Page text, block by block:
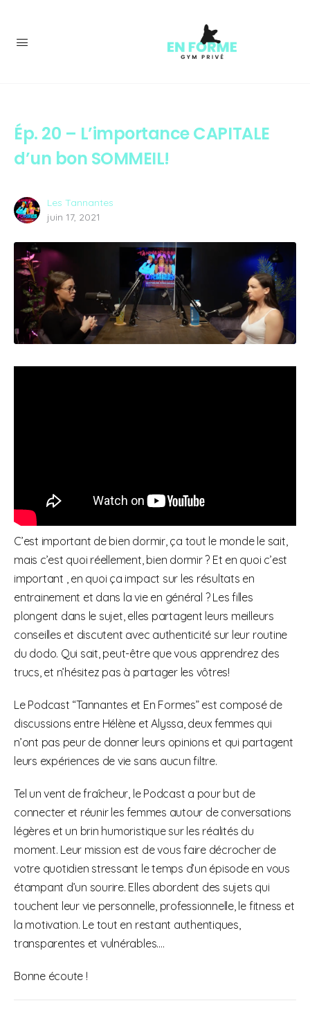
Ép. 20 – L’importance CAPITALE
d’un bon SOMMEIL!
Les Tannantes
juin 17, 2021
C’est important de bien dormir, ça tout le monde le sait,
mais c’est quoi réellement, bien dormir ? Et en quoi c’est
important , en quoi ça impact sur les résultats en
entrainement et dans la vie en général ? Les filles
plongent dans le sujet, elles partagent leurs meilleurs
conseilles et discutent avec authenticité sur leur routine
du dodo. Qui sait, peut-être que vous apprendrez des
trucs, et n’hésitez pas à partager les vôtres!
Le Podcast “Tannantes et En Formes” est composé de
discussions entre Hélène et Alyssa, deux femmes qui
n’ont pas peur de donner leurs opinions et qui partagent
leurs expériences de vie sans aucun filtre.
Tel un vent de fraîcheur, le Podcast a pour but de
connecter et réunir les femmes autour de conversations
légères et un brin humoristique sur les réalités du
moment. Leur mission est de vous faire décrocher de
votre quotidien stressant le temps d’un épisode en vous
étampant d’un sourire. Elles abordent des sujets qui
touchent leur vie personnelle, professionnelle, le fitness et
la motivation. Le tout en restant authentiques,
transparentes et vulnérables….
Bonne écoute !